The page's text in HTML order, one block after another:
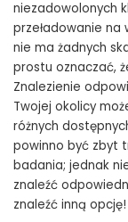
niezadowolonych
przeładowanie na
nie ma żadnych
prostu oznaczać,
Znalezienie
Twojej okolicy
różnych
powinno być zbyt
badania; jednak
znaleźć
znaleźć inną opcję!